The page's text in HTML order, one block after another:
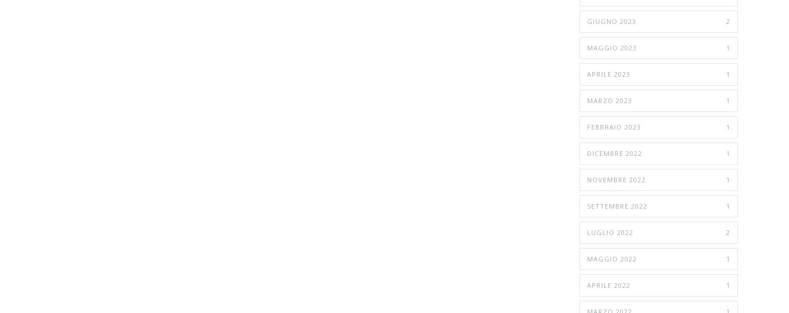
GIUGNO 2023 2
MAGGIO 2023 1
APRILE 2023 1
MARZO 2023 1
FEBBRAIO 2023 1
DICEMBRE 2022 1
NOVEMBRE 2022 1
SETTEMBRE 2022 1
LUGLIO 2022 2
MAGGIO 2022 1
APRILE 2022 1